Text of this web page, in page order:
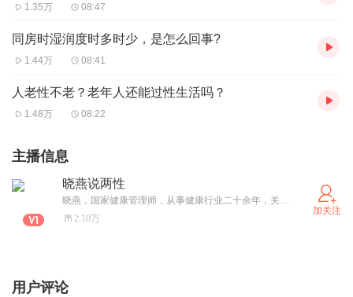
1.35万 08:47
同房时湿润度时多时少，是怎么回事?
1.44万 08:41
人老性不老？老年人还能过性生活吗？
1.48万 08:22
主播信息
晓燕说两性
晓燕，国家健康管理师，从事健康行业二十余年，关爱两性健康，特别是男性健康。在职业生涯中，积累了丰富的经验和知识，能够为大家解答两性方面的知识困扰，并提供专业的男性疾病调理方案。让我们一起关注健康，追求健康生活！
2.10万
加关注
用户评论